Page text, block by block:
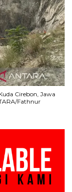
Cirebon, Jawa
Fathnur